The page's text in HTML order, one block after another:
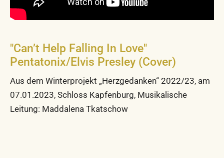
"Can’t Help Falling In Love"
Pentatonix/Elvis Presley (Cover)
Aus dem Winterprojekt „Herzgedanken“ 2022/23, am
07.01.2023, Schloss Kapfenburg, Musikalische
Leitung: Maddalena Tkatschow